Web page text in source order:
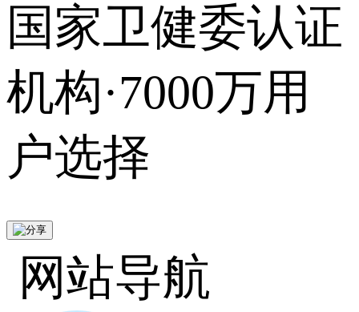
国家卫健委认证
机构·7000万用
户选择
网站导航